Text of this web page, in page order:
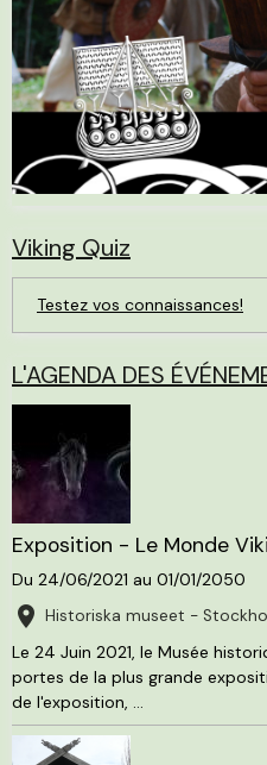
Viking Quiz
Testez vos connaissances!
L'AGENDA DES
Exposition - Le Monde
Du 24/06/2021 au 01/01/2050
Historiska museet -
Le 24 Juin 2021, le Musée
portes de la plus grande
de l'exposition, ...